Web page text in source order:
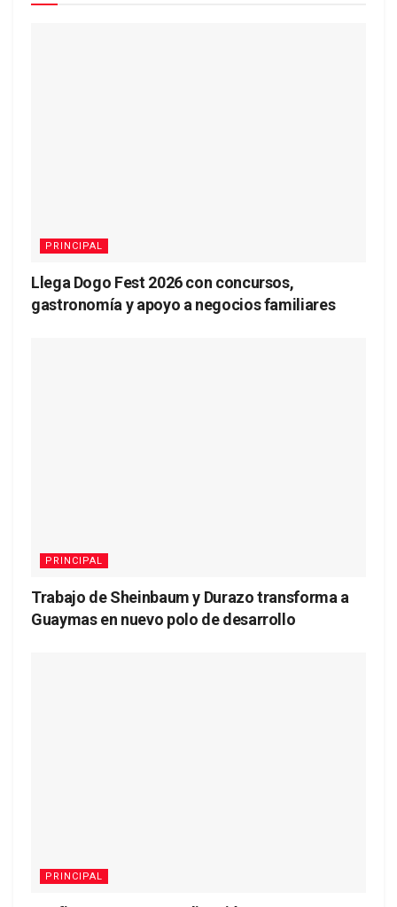
PRINCIPAL
Llega Dogo Fest 2026 con concursos,
gastronomía y apoyo a negocios familiares
PRINCIPAL
Trabajo de Sheinbaum y Durazo transforma a
Guaymas en nuevo polo de desarrollo
PRINCIPAL